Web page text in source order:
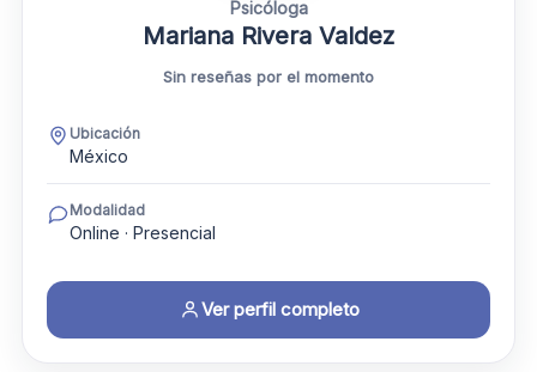
Psicóloga
Mariana Rivera Valdez
Sin reseñas por el momento
Ubicación
México
Modalidad
Online · Presencial
Ver perfil completo